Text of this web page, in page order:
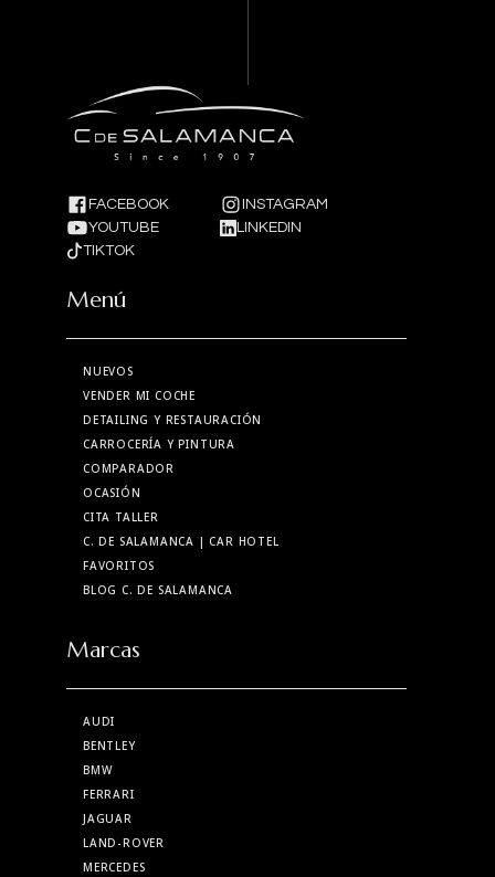
FACEBOOK
INSTAGRAM
YOUTUBE
LINKEDIN
TIKTOK
Menú
NUEVOS
VENDER MI COCHE
DETAILING Y RESTAURACIÓN
CARROCERÍA Y PINTURA
COMPARADOR
OCASIÓN
CITA TALLER
C. DE SALAMANCA | CAR HOTEL
FAVORITOS
BLOG C. DE SALAMANCA
Marcas
AUDI
BENTLEY
BMW
FERRARI
JAGUAR
LAND-ROVER
MERCEDES